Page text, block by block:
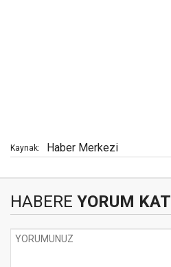
Kaynak: Haber Merkezi
HABERE YORUM KAT